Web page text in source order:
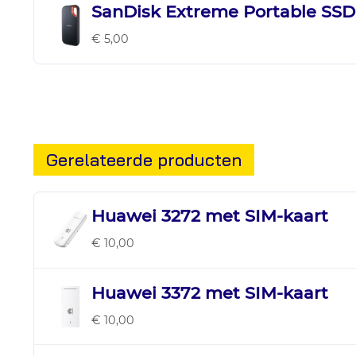
SanDisk Extreme Portable
€ 5,00
Gerelateerde producten
Huawei 3272 met SIM-kaart
€ 10,00
Huawei 3372 met SIM-kaart
€ 10,00